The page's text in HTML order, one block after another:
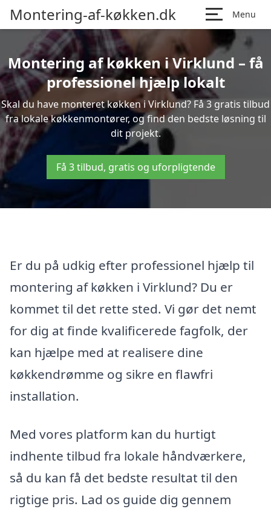
Montering-af-køkken.dk Menu
Montering af køkken i Virklund – få
professionel hjælp lokalt
Skal du have monteret køkken i Virklund? Få 3 gratis tilbud
fra lokale køkkenmontører, og find den bedste løsning til
dit projekt.
Få 3 tilbud, gratis og uforpligtende
Er du på udkig efter professionel hjælp til
montering af køkken i Virklund? Du er
kommet til det rette sted. Vi gør det nemt
for dig at finde kvalificerede fagfolk, der
kan hjælpe med at realisere dine
køkkendrømme og sikre en flawfri
installation.
Med vores platform kan du hurtigt
indhente tilbud fra lokale håndværkere,
så du kan få det bedste resultat til den
rigtige pris. Lad os guide dig gennem